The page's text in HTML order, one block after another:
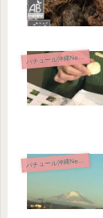
パ
チュール沖縄News
パ
チュール沖縄News